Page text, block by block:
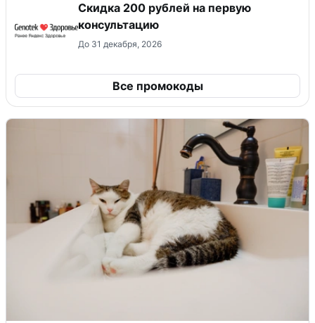
Скидка 200 рублей на первую
консультацию
До 31 декабря, 2026
Все промокоды